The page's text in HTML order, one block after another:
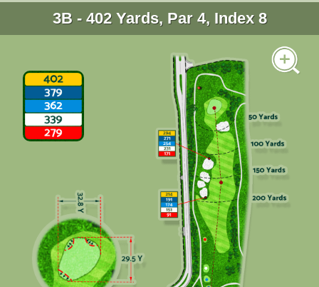
3B - 402 Yards, Par 4, Index 8